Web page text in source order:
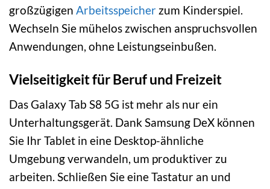
großzügigen Arbeitsspeicher zum Kinderspiel.
Wechseln Sie mühelos zwischen anspruchsvollen
Anwendungen, ohne Leistungseinbußen.
Vielseitigkeit für Beruf und Freizeit
Das Galaxy Tab S8 5G ist mehr als nur ein
Unterhaltungsgerät. Dank Samsung DeX können
Sie Ihr Tablet in eine Desktop-ähnliche
Umgebung verwandeln, um produktiver zu
arbeiten. Schließen Sie eine Tastatur an und